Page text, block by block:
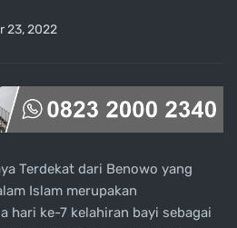
23, 2022
Terdekat dari Benowo yang
Islam merupakan
hari ke-7 kelahiran bayi sebagai